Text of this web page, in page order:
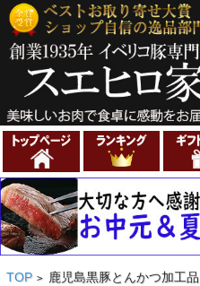
TOP > 鹿児島黒豚とんかつ加工品